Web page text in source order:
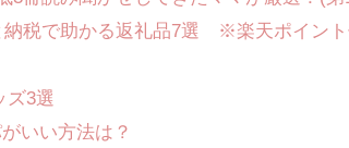
納税で助かる返礼品7選 ※楽天ポイント
ズ3選
いい方法は？